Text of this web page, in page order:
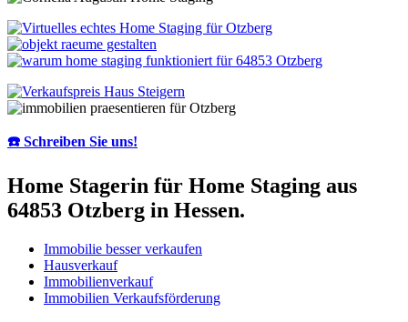
☎️ Schreiben Sie uns!
Home Stagerin für Home Staging aus
64853 Otzberg in Hessen.
Immobilie besser verkaufen
Hausverkauf
Immobilienverkauf
Immobilien Verkaufsförderung